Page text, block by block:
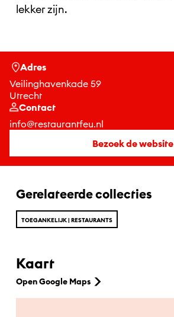
lekker zijn.
Adres
Veilinghavenkade 59
Utrecht
Contact
info@restaurantfeu.nl
Bezoek de website
Gerelateerde collecties
TOEGANKELIJK | RESTAURANTS
Kaart
Open Google Maps